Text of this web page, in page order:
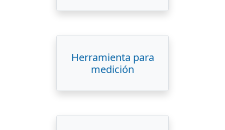
Herramienta para
medición